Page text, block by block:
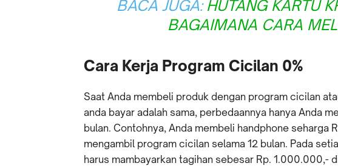
BACA JUGA: HUTANG KARTU
BAGAIMANA CARA
Cara Kerja Program Cicilan 0%
Saat Anda membeli produk dengan program cicilan
anda bayar adalah sama, perbedaannya hanya Anda
bulan. Contohnya, Anda membeli handphone seharga
mengambil program cicilan selama 12 bulan. Pada
harus mambayarkan tagihan sebesar Rp. 1.000.000,-